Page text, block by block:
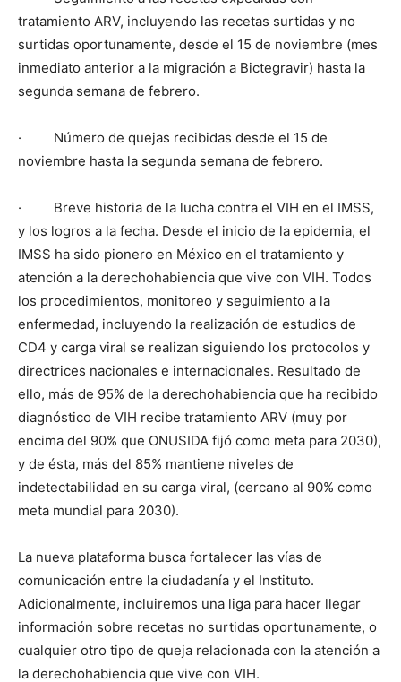
tratamiento ARV, incluyendo las recetas surtidas y no
surtidas oportunamente, desde el 15 de noviembre (mes
inmediato anterior a la migración a Bictegravir) hasta la
segunda semana de febrero.
· Número de quejas recibidas desde el 15 de
noviembre hasta la segunda semana de febrero.
· Breve historia de la lucha contra el VIH en el IMSS,
y los logros a la fecha. Desde el inicio de la epidemia, el
IMSS ha sido pionero en México en el tratamiento y
atención a la derechohabiencia que vive con VIH. Todos
los procedimientos, monitoreo y seguimiento a la
enfermedad, incluyendo la realización de estudios de
CD4 y carga viral se realizan siguiendo los protocolos y
directrices nacionales e internacionales. Resultado de
ello, más de 95% de la derechohabiencia que ha recibido
diagnóstico de VIH recibe tratamiento ARV (muy por
encima del 90% que ONUSIDA fijó como meta para 2030),
y de ésta, más del 85% mantiene niveles de
indetectabilidad en su carga viral, (cercano al 90% como
meta mundial para 2030).
La nueva plataforma busca fortalecer las vías de
comunicación entre la ciudadanía y el Instituto.
Adicionalmente, incluiremos una liga para hacer llegar
información sobre recetas no surtidas oportunamente, o
cualquier otro tipo de queja relacionada con la atención a
la derechohabiencia que vive con VIH.